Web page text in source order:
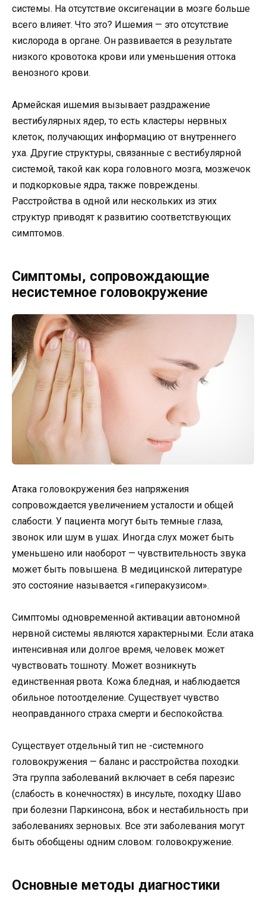
системы. На отсутствие оксигенации в мозге больше
всего влияет. Что это? Ишемия — это отсутствие
кислорода в органе. Он развивается в результате
низкого кровотока крови или уменьшения оттока
венозного крови.
Армейская ишемия вызывает раздражение
вестибулярных ядер, то есть кластеры нервных
клеток, получающих информацию от внутреннего
уха. Другие структуры, связанные с вестибулярной
системой, такой как кора головного мозга, мозжечок
и подкорковые ядра, также повреждены.
Расстройства в одной или нескольких из этих
структур приводят к развитию соответствующих
симптомов.
Симптомы, сопровождающие
несистемное головокружение
Атака головокружения без напряжения
сопровождается увеличением усталости и общей
слабости. У пациента могут быть темные глаза,
звонок или шум в ушах. Иногда слух может быть
уменьшено или наоборот — чувствительность звука
может быть повышена. В медицинской литературе
это состояние называется «гиперакузисом».
Симптомы одновременной активации автономной
нервной системы являются характерными. Если атака
интенсивная или долгое время, человек может
чувствовать тошноту. Может возникнуть
единственная рвота. Кожа бледная, и наблюдается
обильное потоотделение. Существует чувство
неоправданного страха смерти и беспокойства.
Существует отдельный тип не -системного
головокружения — баланс и расстройства походки.
Эта группа заболеваний включает в себя парезис
(слабость в конечностях) в инсульте, походку Шаво
при болезни Паркинсона, вбок и нестабильность при
заболеваниях зерновых. Все эти заболевания могут
быть обобщены одним словом: головокружение.
Основные методы диагностики